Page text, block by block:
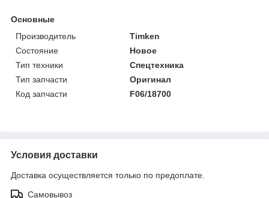
Основные
Производитель
Timken
Состояние
Новое
Тип техники
Спецтехника
Тип запчасти
Оригинал
Код запчасти
F06/18700
Условия доставки
Доставка осуществляется только по предоплате.
Самовывоз